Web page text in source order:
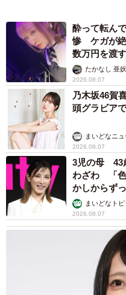
酔って転ん
惨 ケガが絶
数万円を渡
たかなし 亜妖
2026.08.07
乃木坂46賀
頭グラビア
まいどなニ
2026.08.07
3児の母 43
わざわ 「色
かしからず
まいどなトピ
2026.08.07